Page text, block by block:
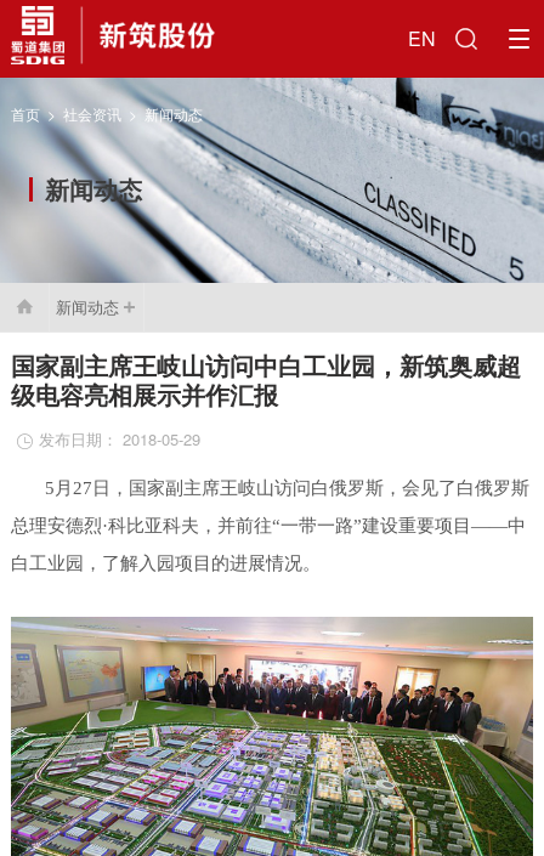
EN
首页> 社会资讯 >新闻动态
新闻动态
 新闻动态
国家副主席王岐山访问中白工业园，新筑奥威超
级电容亮相展示并作汇报
 发布日期： 2018-05-29
5月27日，国家副主席王岐山访问白俄罗斯，会见了白俄罗斯
总理安德烈·科比亚科夫，并前往“一带一路”建设重要项目——中
白工业园，了解入园项目的进展情况。